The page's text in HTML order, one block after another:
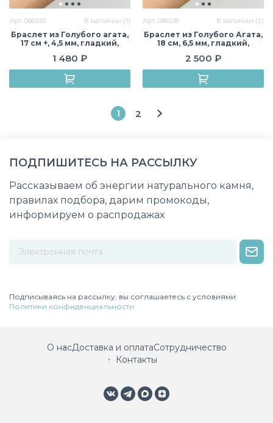
Арт. 086555 В наличии (1)
Браслет из Голубого агата,
17 см +, 4,5 мм, гладкий,
1 480 ₽
Арт. 086518 В наличии (2)
Браслет из Голубого Агата,
18 см, 6,5 мм, гладкий,
2 500 ₽
1 2
ПОДПИШИТЕСЬ НА РАССЫЛКУ
Рассказываем об энергии натурального камня,
правилах подбора, дарим промокоды,
информируем о распродажах
Подписываясь на рассылку, вы соглашаетесь с условиями
Политики конфиденциальности
О насДоставка и оплатаСотрудничество
Контакты